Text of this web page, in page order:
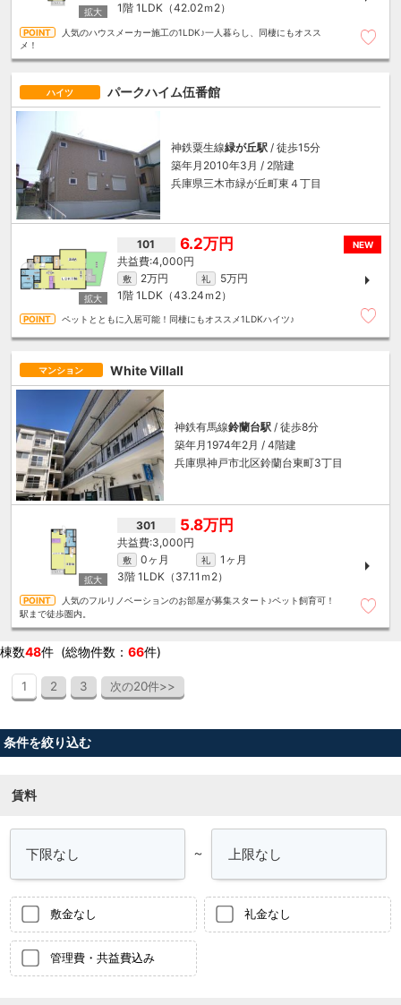
1階 1LDK（42.02ｍ 2）
人気のハウスメーカー施工の1LDK♪一人暮らし、同棲にもオスス
メ！
ハイツ パークハイム伍番館
神鉄粟生線緑が丘駅/ 徒歩15分
築年月2010年3月 / 2階建
兵庫県三木市緑が丘町東４丁目
NEW
101 6.2万円
4,000円
敷 2万円 礼
5万円
1階 1LDK（43.24ｍ 2）
ペットとともに入居可能！同棲にもオススメ1LDKハイツ♪
マンション White VillaⅡ
神鉄有馬線鈴蘭台駅 / 徒歩8分
築年月1974年2月 / 4階建
兵庫県神戸市北区鈴蘭台東町3丁目
301 5.8万円
3,000円
敷 0ヶ月 礼
1ヶ月
3階 1LDK（37.11ｍ 2）
人気のフルリノベーションのお部屋が募集スタート♪ペット飼育可！
駅まで徒歩圏内。
棟数48件 (総物件数： 66件)
1 2 3 次の20件>>
条件を絞り込む
賃料
～
敷金なし 礼金なし
管理費・共益費込み